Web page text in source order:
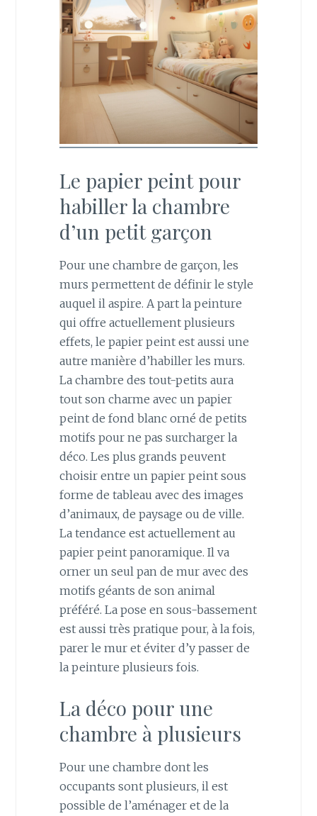
Le papier peint pour
habiller la chambre
d’un petit garçon
Pour une chambre de garçon, les
murs permettent de définir le style
auquel il aspire. A part la peinture
qui offre actuellement plusieurs
effets, le papier peint est aussi une
autre manière d’habiller les murs.
La chambre des tout-petits aura
tout son charme avec un papier
peint de fond blanc orné de petits
motifs pour ne pas surcharger la
déco. Les plus grands peuvent
choisir entre un papier peint sous
forme de tableau avec des images
d’animaux, de paysage ou de ville.
La tendance est actuellement au
papier peint panoramique. Il va
orner un seul pan de mur avec des
motifs géants de son animal
préféré. La pose en sous-bassement
est aussi très pratique pour, à la fois,
parer le mur et éviter d’y passer de
la peinture plusieurs fois.
La déco pour une
chambre à plusieurs
Pour une chambre dont les
occupants sont plusieurs, il est
possible de l’aménager et de la